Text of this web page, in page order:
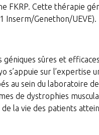
FKRP. Cette thérapie
Inserm/Genethon/UEVE).
sûres et
sur l’expertise
au sein du laboratoire
de dystrophies
la vie des patients